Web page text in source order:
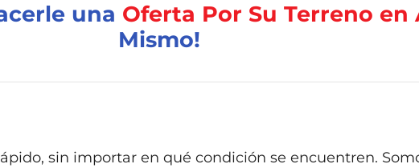
una Oferta Por Su Terreno en
Mismo!
ápido, sin importar en qué condición se encuentren.